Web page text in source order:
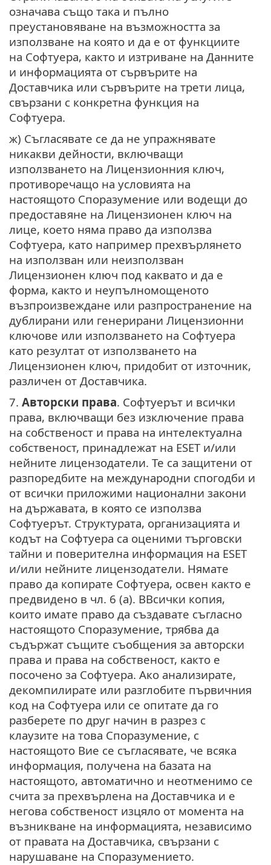
означава също така и пълно
преустановяване на възможността за
използване на която и да е от функциите
на Софтуера, както и изтриване на Данните
и информацията от сървърите на
Доставчика или сървърите на трети лица,
свързани с конкретна функция на
Софтуера.
ж) Съгласявате се да не упражнявате
никакви дейности, включващи
използването на Лицензионния ключ,
противоречащо на условията на
настоящото Споразумение или водещи до
предоставяне на Лицензионен ключ на
лице, което няма право да използва
Софтуера, като например прехвърлянето
на използван или неизползван
Лицензионен ключ под каквато и да е
форма, както и неупълномощеното
възпроизвеждане или разпространение на
дублирани или генерирани Лицензионни
ключове или използването на Софтуера
като резултат от използването на
Лицензионен ключ, придобит от източник,
различен от Доставчика.
7. Авторски права. Софтуерът и всички
права, включващи без изключение права
на собственост и права на интелектуална
собственост, принадлежат на ESET и/или
нейните лицензодатели. Те са защитени от
разпоредбите на международни спогодби и
от всички приложими национални закони
на държавата, в която се използва
Софтуерът. Структурата, организацията и
кодът на Софтуера са оценими търговски
тайни и поверителна информация на ESET
и/или нейните лицензодатели. Нямате
право да копирате Софтуера, освен както е
предвидено в чл. 6 (а). ВВсички копия,
които имате право да създавате съгласно
настоящото Споразумение, трябва да
съдържат същите съобщения за авторски
права и права на собственост, както е
посочено за Софтуера. Ако анализирате,
декомпилирате или разглобите първичния
код на Софтуера или се опитате да го
разберете по друг начин в разрез с
клаузите на това Споразумение, с
настоящото Вие се съгласявате, че всяка
информация, получена на базата на
настоящото, автоматично и неотменимо се
счита за прехвърлена на Доставчика и е
негова собственост изцяло от момента на
възникване на информацията, независимо
от правата на Доставчика, свързани с
нарушаване на Споразумението.